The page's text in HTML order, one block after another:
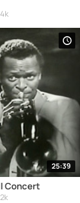
25:39
Concert